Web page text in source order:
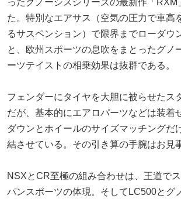
た。特別なエアサス（空気の圧力で車高
るサスペンション）で限界までローダウ
と、欧州スポーツの息吹をまとったグノ
ーツテイストの相乗効果は抜群である。
フェンダーにタイヤを大胆に被らせたス
だが、基本的にエアロパーツなどは装着
ダウンとホイールのサイズマッチングだ
結させている。その引き算の手腕はお見
NSXとCR至極の組み合わせは、王道で
パンスポーツの体現。そしてLC500とグ